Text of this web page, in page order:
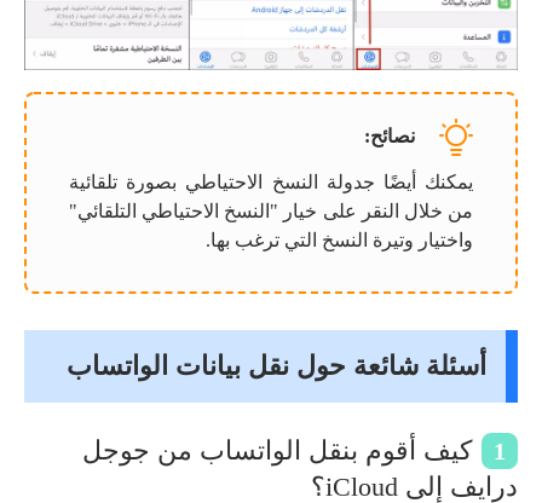
نصائح:
يمكنك أيضًا جدولة النسخ الاحتياطي بصورة تلقائية
من خلال النقر على خيار "النسخ الاحتياطي التلقائي"
واختيار وتيرة النسخ التي ترغب بها.
أسئلة شائعة حول نقل بيانات الواتساب
1
كيف أقوم بنقل الواتساب من جوجل
درايف إلى iCloud؟